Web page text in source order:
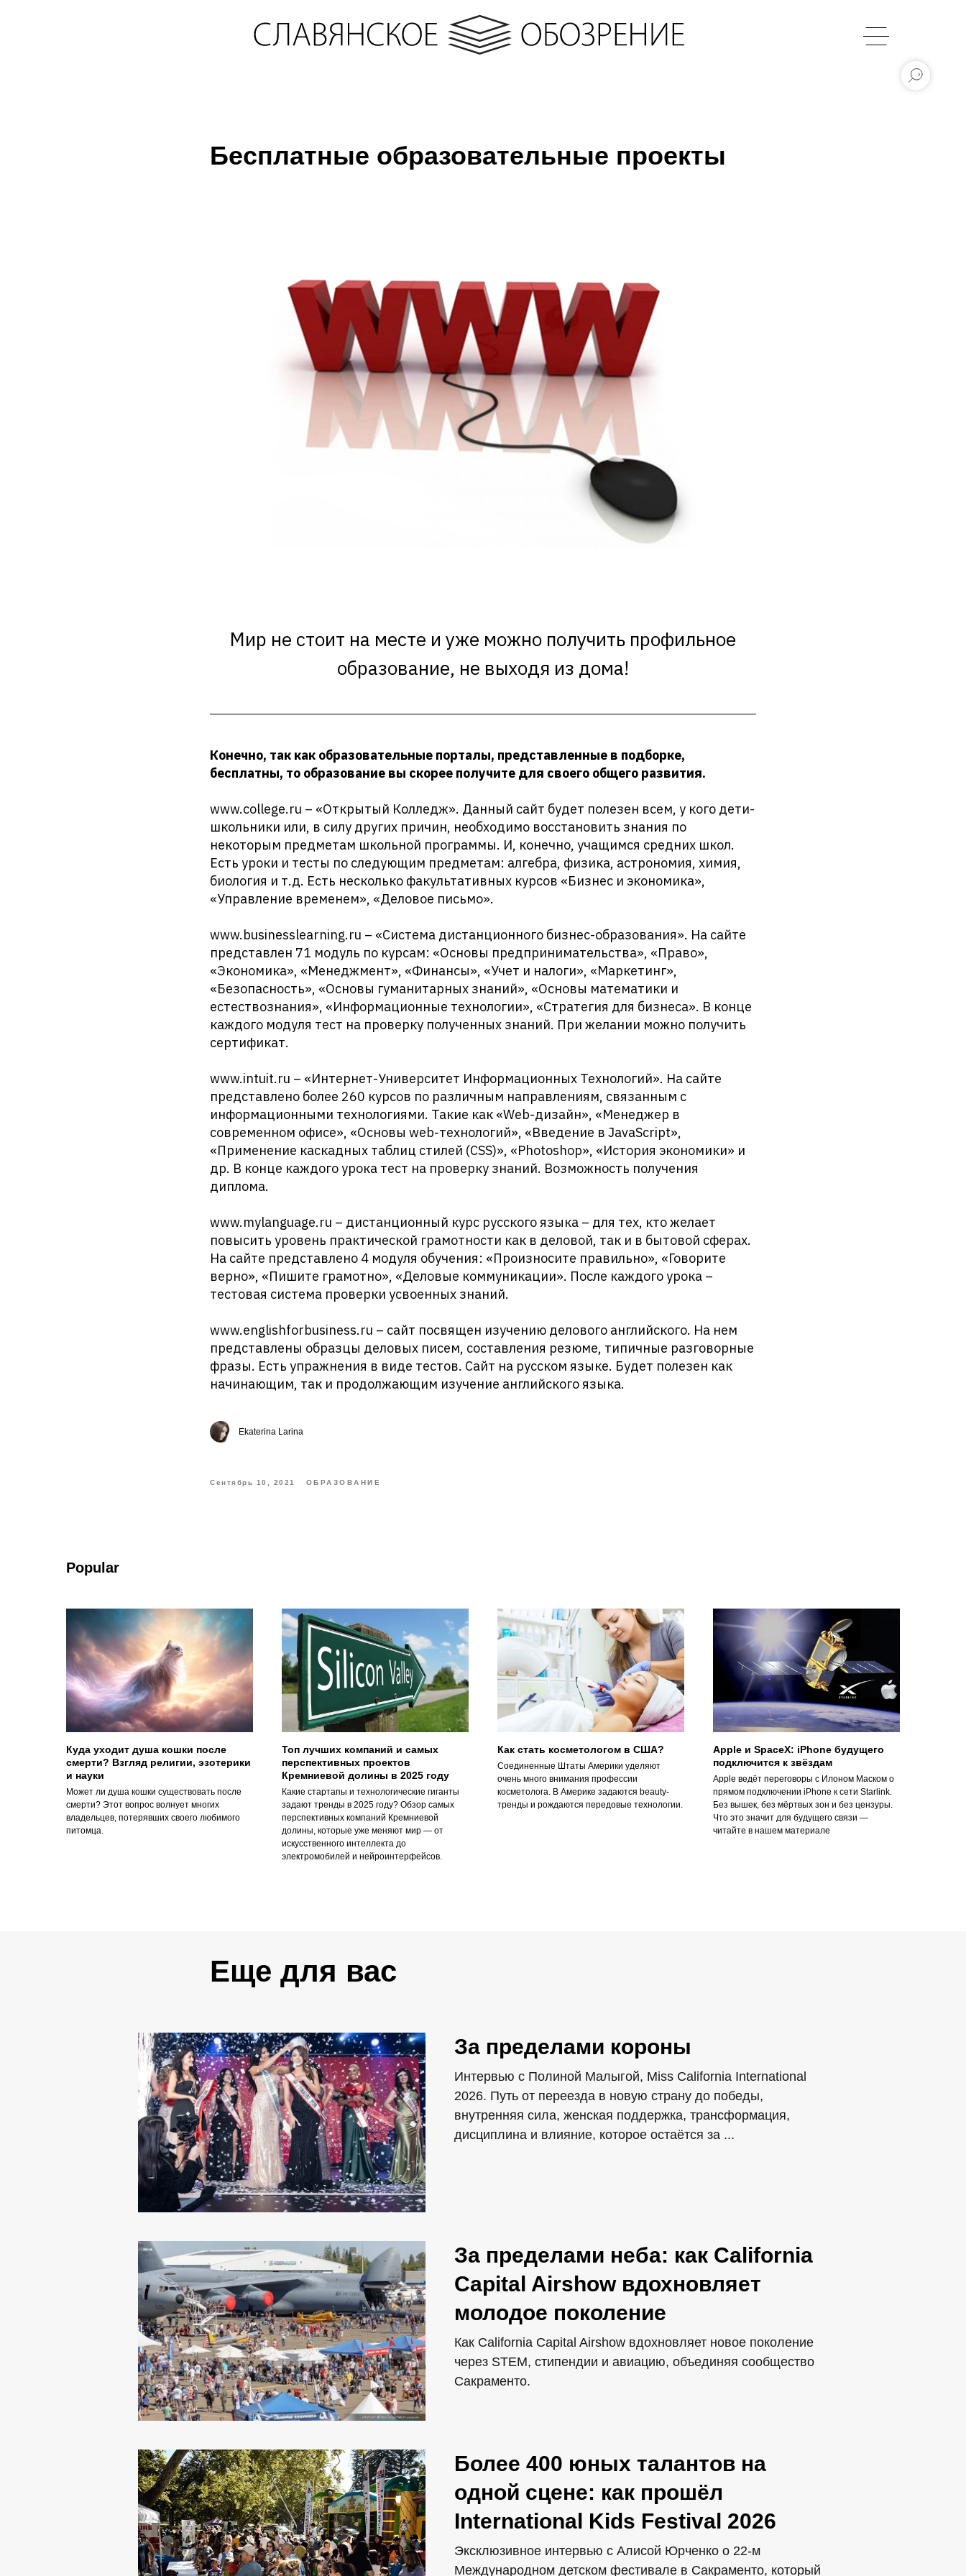
Бесплатные образовательные проекты
Мир не стоит на месте и уже можно получить профильное
образование, не выходя из дома!
Конечно, так как образовательные порталы, представленные в подборке,
бесплатны, то образование вы скорее получите для своего общего развития.
www.college.ru – «Открытый Колледж». Данный сайт будет полезен всем, у кого дети-
школьники или, в силу других причин, необходимо восстановить знания по
некоторым предметам школьной программы. И, конечно, учащимся средних школ.
Есть уроки и тесты по следующим предметам: алгебра, физика, астрономия, химия,
биология и т.д. Есть несколько факультативных курсов «Бизнес и экономика»,
«Управление временем», «Деловое письмо».
www.businesslearning.ru – «Система дистанционного бизнес-образования». На сайте
представлен 71 модуль по курсам: «Основы предпринимательства», «Право»,
«Экономика», «Менеджмент», «Финансы», «Учет и налоги», «Маркетинг»,
«Безопасность», «Основы гуманитарных знаний», «Основы математики и
естествознания», «Информационные технологии», «Стратегия для бизнеса». В конце
каждого модуля тест на проверку полученных знаний. При желании можно получить
сертификат.
www.intuit.ru – «Интернет-Университет Информационных Технологий». На сайте
представлено более 260 курсов по различным направлениям, связанным с
информационными технологиями. Такие как «Web-дизайн», «Менеджер в
современном офисе», «Основы web-технологий», «Введение в JavaScript»,
«Применение каскадных таблиц стилей (CSS)», «Photoshop», «История экономики» и
др. В конце каждого урока тест на проверку знаний. Возможность получения
диплома.
www.mylanguage.ru – дистанционный курс русского языка – для тех, кто желает
повысить уровень практической грамотности как в деловой, так и в бытовой сферах.
На сайте представлено 4 модуля обучения: «Произносите правильно», «Говорите
верно», «Пишите грамотно», «Деловые коммуникации». После каждого урока –
тестовая система проверки усвоенных знаний.
www.englishforbusiness.ru – сайт посвящен изучению делового английского. На нем
представлены образцы деловых писем, составления резюме, типичные разговорные
фразы. Есть упражнения в виде тестов. Сайт на русском языке. Будет полезен как
начинающим, так и продолжающим изучение английского языка.
Ekaterina Larina
Сентябрь 10, 2021 ОБРАЗОВАНИЕ
Popular
Куда уходит душа кошки после
смерти? Взгляд религии, эзотерики
и науки
Может ли душа кошки существовать после
смерти? Этот вопрос волнует многих
владельцев, потерявших своего любимого
питомца.
Топ лучших компаний и самых
перспективных проектов
Кремниевой долины в 2025 году
Какие стартапы и технологические гиганты
задают тренды в 2025 году? Обзор самых
перспективных компаний Кремниевой
долины, которые уже меняют мир — от
искусственного интеллекта до
электромобилей и нейроинтерфейсов.
Как стать косметологом в США?
Соединенные Штаты Америки уделяют
очень много внимания профессии
косметолога. В Америке задаются beauty-
тренды и рождаются передовые технологии.
Apple и SpaceX: iPhone будущего
подключится к звёздам
Apple ведёт переговоры с Илоном Маском о
прямом подключении iPhone к сети Starlink.
Без вышек, без мёртвых зон и без цензуры.
Что это значит для будущего связи —
читайте в нашем материале
Еще для вас
За пределами короны
Интервью с Полиной Малыгой, Miss California International
2026. Путь от переезда в новую страну до победы,
внутренняя сила, женская поддержка, трансформация,
дисциплина и влияние, которое остаётся за ...
За пределами неба: как California
Capital Airshow вдохновляет
молодое поколение
Как California Capital Airshow вдохновляет новое поколение
через STEM, стипендии и авиацию, объединяя сообщество
Сакраменто.
Более 400 юных талантов на
одной сцене: как прошёл
International Kids Festival 2026
Эксклюзивное интервью с Алисой Юрченко о 22-м
Международном детском фестивале в Сакраменто, который